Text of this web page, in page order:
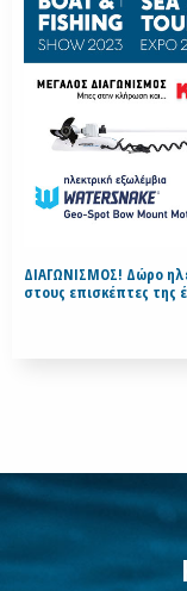
ΔΙΑΓΩΝΙΣΜΟΣ! Δώρο
στους επισκέπτες της